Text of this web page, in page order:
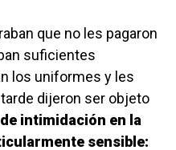
que no les pagaron
suficientes
los uniformes y les
dijeron ser objeto
intimidación en la
sensible: